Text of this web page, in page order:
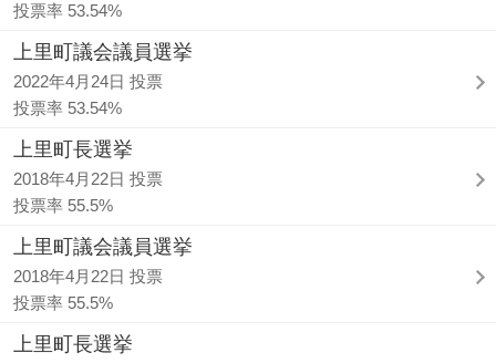
投票率 53.54%
上里町議会議員選挙
2022年4月24日 投票
投票率 53.54%
上里町長選挙
2018年4月22日 投票
投票率 55.5%
上里町議会議員選挙
2018年4月22日 投票
投票率 55.5%
上里町長選挙